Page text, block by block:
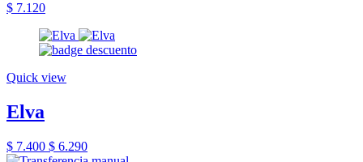
$ 7.120
Quick view
Elva
$ 7.400 $ 6.290